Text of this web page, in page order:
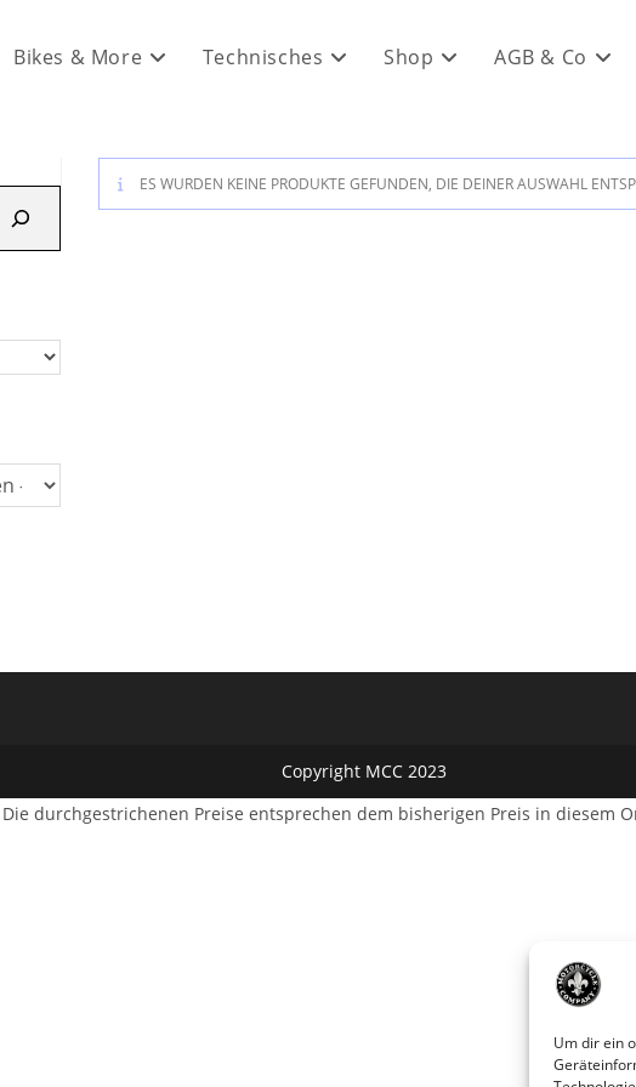
Um dir ein
Bikes & More Technisches Shop AGB & Co
ES WURDEN KEINE PRODUKTE GEFUNDEN, DIE DEINER AUSWAHL
Copyright MCC 2023
Die durchgestrichenen Preise entsprechen dem bisherigen Preis in diesem